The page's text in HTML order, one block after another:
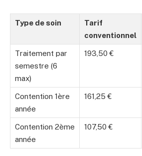
Type de soin
Tarif
conventionnel
Traitement par
semestre (6
max)
193,50 €
Contention 1ère
année
161,25 €
Contention 2ème
année
107,50 €